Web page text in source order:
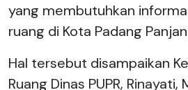
yang membutuhkan
ruang di Kota Padang
Hal tersebut disampaikan
Ruang Dinas PUPR,